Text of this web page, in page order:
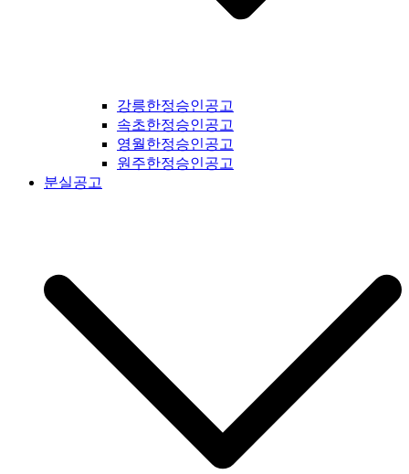
강릉한정승인공고
속초한정승인공고
영월한정승인공고
원주한정승인공고
분실공고